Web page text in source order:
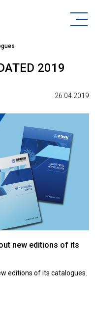
2019
26.04.2019
new editions of its
editions of its catalogues.